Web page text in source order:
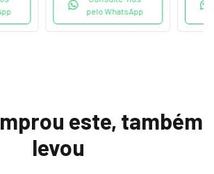
pelo WhatsApp
este, também
levou